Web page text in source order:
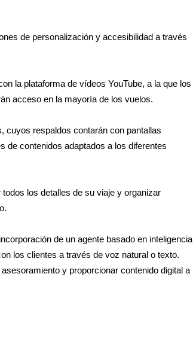
de personalización y accesibilidad a través
la plataforma de vídeos YouTube, a la que los
acceso en la mayoría de los vuelos.
cuyos respaldos contarán con pantallas
de contenidos adaptados a los diferentes
los detalles de su viaje y organizar
de un agente basado en inteligencia
los clientes a través de voz natural o texto.
y proporcionar contenido digital a